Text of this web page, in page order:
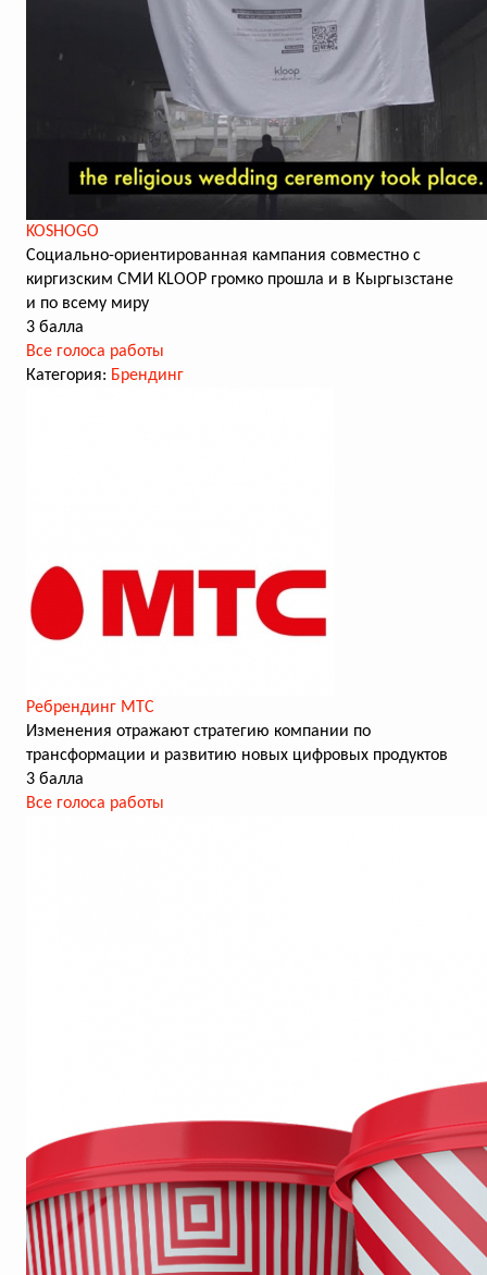
KOSHOGO
Социально-ориентированная кампания совместно с
киргизским СМИ KLOOP громко прошла и в Кыргызстане
и по всему миру
3 балла
Все голоса работы
Категория: Брендинг
Ребрендинг МТС
Изменения отражают стратегию компании по
трансформации и развитию новых цифровых продуктов
3 балла
Все голоса работы